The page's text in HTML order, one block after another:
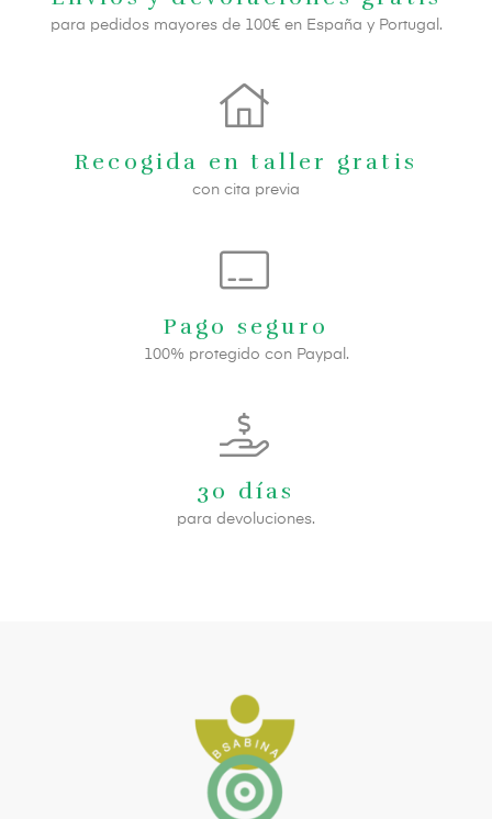
para pedidos mayores de 100€ en España y Portugal.
Recogida en taller gratis
con cita previa
Pago seguro
100% protegido con Paypal.
30 días
para devoluciones.